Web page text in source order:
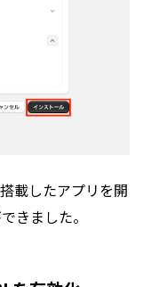
載したアプリを開
きました。